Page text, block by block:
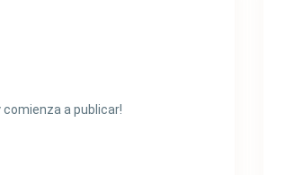
comienza a publicar!